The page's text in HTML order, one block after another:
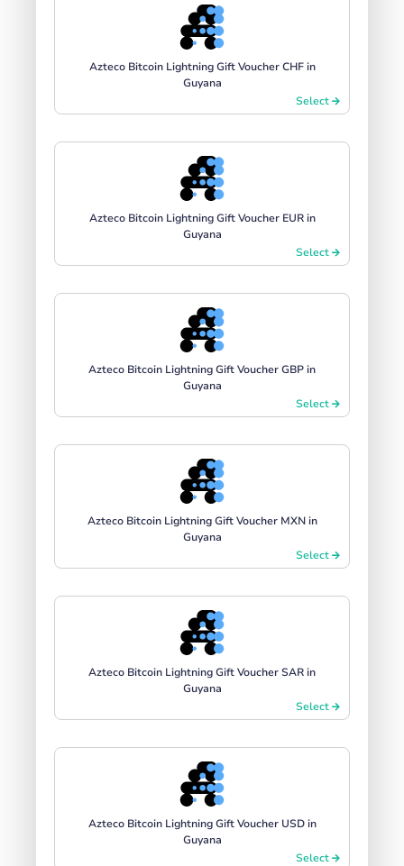
Azteco Bitcoin Lightning Gift Voucher CHF in
Guyana
Select
Azteco Bitcoin Lightning Gift Voucher EUR in
Guyana
Select
Azteco Bitcoin Lightning Gift Voucher GBP in
Guyana
Select
Azteco Bitcoin Lightning Gift Voucher MXN in
Guyana
Select
Azteco Bitcoin Lightning Gift Voucher SAR in
Guyana
Select
Azteco Bitcoin Lightning Gift Voucher USD in
Guyana
Select